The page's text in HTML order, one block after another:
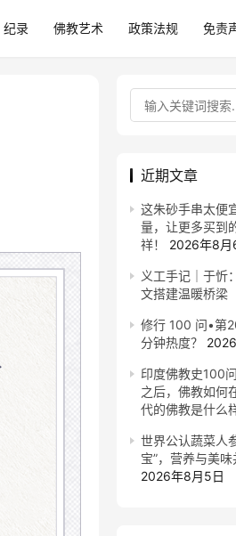
纪录 佛教艺术 政策法规 免责
近期文章
这朱砂手串太便
量，让更多买到
祥！
2026年8月
义工手记｜于忻
文搭建温暖桥梁
修行 100 问•第
分钟热度？
印度佛教史100
之后，佛教如何
代的佛教是什么
世界公认蔬菜人
宝”，营养与美味
2026年8月5日